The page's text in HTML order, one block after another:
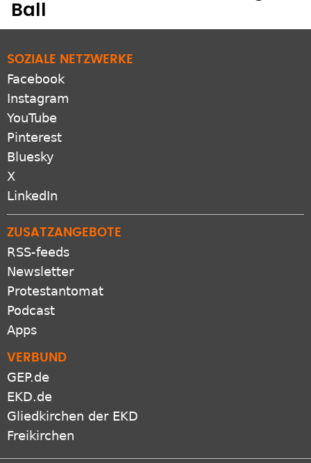
Ball
SOZIALE NETZWERKE
Facebook
Instagram
YouTube
Pinterest
Bluesky
X
LinkedIn
ZUSATZANGEBOTE
RSS-feeds
Newsletter
Protestantomat
Podcast
Apps
VERBUND
GEP.de
EKD.de
Gliedkirchen der EKD
Freikirchen